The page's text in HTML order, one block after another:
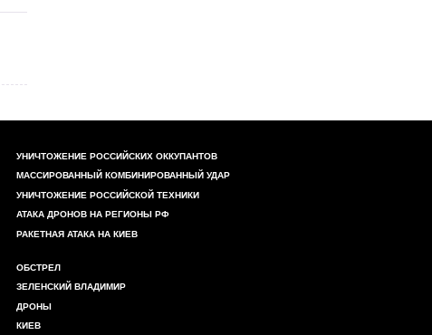
УНИЧТОЖЕНИЕ РОССИЙСКИХ ОККУПАНТОВ
МАССИРОВАННЫЙ КОМБИНИРОВАННЫЙ УДАР
УНИЧТОЖЕНИЕ РОССИЙСКОЙ ТЕХНИКИ
АТАКА ДРОНОВ НА РЕГИОНЫ РФ
РАКЕТНАЯ АТАКА НА КИЕВ
ОБСТРЕЛ
ЗЕЛЕНСКИЙ ВЛАДИМИР
ДРОНЫ
КИЕВ